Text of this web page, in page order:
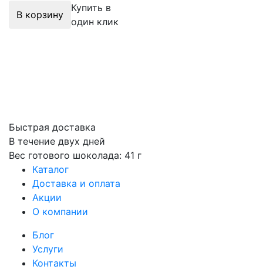
В корзину
Купить в
один клик
Быстрая доставка
В течение двух дней
Вес готового шоколада: 41 г
Каталог
Доставка и оплата
Акции
О компании
Блог
Услуги
Контакты